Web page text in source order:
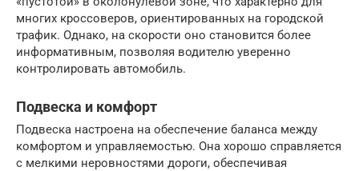
многих кроссоверов, ориентированных на городской
трафик. Однако, на скорости оно становится более
информативным, позволяя водителю уверенно
контролировать автомобиль.
Подвеска и комфорт
Подвеска настроена на обеспечение баланса между
комфортом и управляемостью. Она хорошо справляется
с мелкими неровностями дороги, обеспечивая